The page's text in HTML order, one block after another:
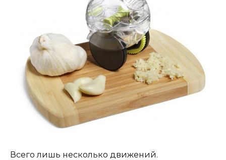
Всего лишь несколько движений.